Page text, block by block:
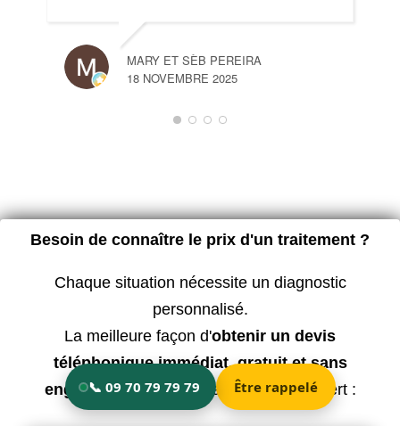
MARY ET SÈB PEREIRA
18 NOVEMBRE 2025
Besoin de connaître le prix d'un traitement ?
Chaque situation nécessite un diagnostic
personnalisé.
La meilleure façon d'obtenir un devis
téléphonique immédiat, gratuit et sans
engagementest d'en parler à votre expert :